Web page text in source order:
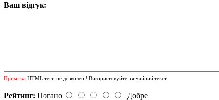
Ваш відгук:
Примітка:HTML теги не дозволені! Використовуйте звичайний текст.
Рейтинг: Погано Добре